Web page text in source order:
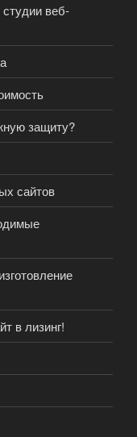
веб-
защиту?
сайтов
в лизинг!